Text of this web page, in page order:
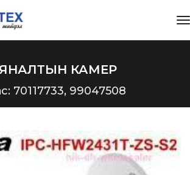
КАМЕР
70117733, 99047508